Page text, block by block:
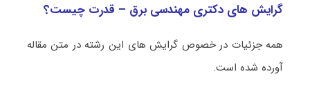
گرایش های دکتری مهندسی برق – قدرت چیست؟
همه جزئیات در خصوص گرایش های این رشته در متن مقاله
آورده شده است.